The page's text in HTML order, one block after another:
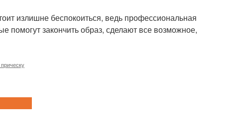
излишне беспокоиться, ведь профессиональная
помогут закончить образ, сделают все возможное,